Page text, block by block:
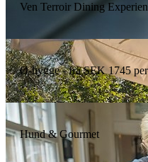
Ven Terroir Dining
Ø-hygge - fra SEK 1745
Hund & Gourmet